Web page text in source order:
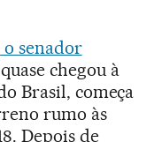
o senador
chegou à
Brasil, começa
rumo às
Depois de